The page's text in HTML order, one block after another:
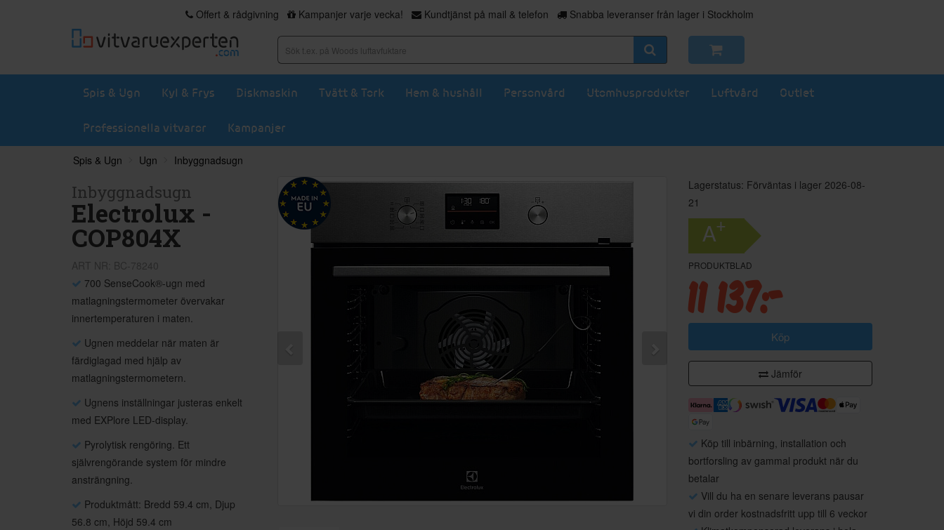
Offert & rådgivning Kampanjer varje vecka! Kundtjänst på mail & telefon Snabba leveranser från lager i Stockholm
Spis & Ugn Kyl & Frys Diskmaskin Tvätt & Tork Hem & hushåll Personvård Utomhusprodukter Luftvård Outlet
Professionella vitvaror Kampanjer
Spis & Ugn Ugn Inbyggnadsugn
Inbyggnadsugn
Electrolux -
COP804X
700 SenseCook®-ugn med
matlagningstermometer övervakar
innertemperaturen i maten.
Ugnen meddelar när maten är
färdiglagad med hjälp av
matlagningstermometern.
Ugnens inställningar justeras enkelt
med EXPlore LED-display.
Pyrolytisk rengöring. Ett
självrengörande system för mindre
ansträngning.
Produktmått: Bredd 59.4 cm, Djup
56.8 cm, Höjd 59.4 cm
Lagerstatus: Förväntas i lager 2026-08-
21
A+
PRODUKTBLAD
11 137:-
Köp
Jämför
Köp till inbärning, installation och
bortforsling av gammal produkt när du
betalar
Vill du ha en senare leverans pausar
vi din order kostnadsfritt upp till 6 veckor